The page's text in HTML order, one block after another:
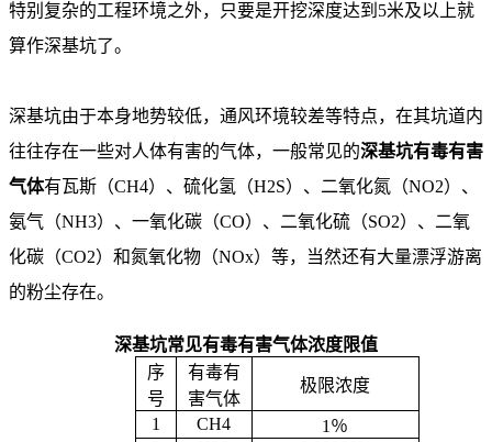
特别复杂的工程环境之外，只要是开挖深度达到 5米及以上就
算作深基坑了。
深基坑由于本身地势较低，通风环境较差等特点，在其坑道内
往往存在一些对人体有害的气体，一般常见的深基坑有毒有害
气体有瓦斯（CH4）、硫化氢（H2S）、二氧化氮（NO2）、
氨气（NH3）、一氧化碳（CO）、二氧化硫（SO2）、二氧
化碳（CO2）和氮氧化物（NOx）等，当然还有大量漂浮游离
的粉尘存在。
深基坑常见有毒有害气体浓度限值
序
号
有毒有
害气体
极限浓度
1 CH4 1 ％